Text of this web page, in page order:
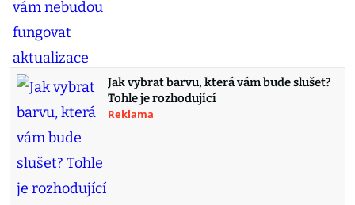
Jak vybrat barvu, která vám bude slušet?
Tohle je rozhodující
Reklama